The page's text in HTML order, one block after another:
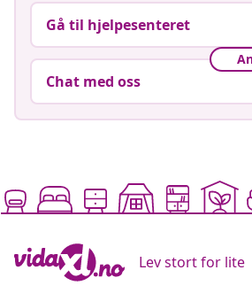
Gå til hjelpesenteret
Chat med oss
Lev stort for lite